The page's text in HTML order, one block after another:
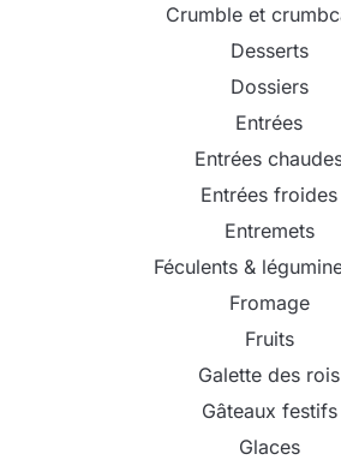
Crumble et
Desserts
Dossiers
Entrées
Entrées
Entrées froides
Entremets
Féculents &
Fromage
Fruits
Galette des rois
Gâteaux festifs
Glaces